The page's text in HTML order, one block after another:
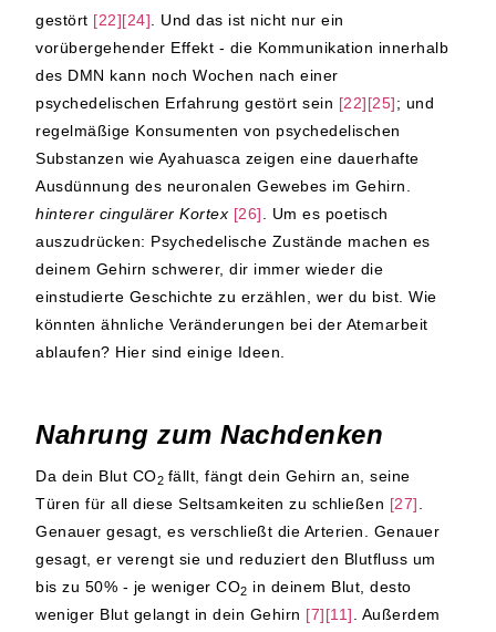
gestört [22][24] . Und das ist nicht nur ein
vorübergehender Effekt - die Kommunikation innerhalb
des DMN kann noch Wochen nach einer
psychedelischen Erfahrung gestört sein [22][25]; und
regelmäßige Konsumenten von psychedelischen
Substanzen wie Ayahuasca zeigen eine dauerhafte
Ausdünnung des neuronalen Gewebes im Gehirn.
hinterer cingulärer Kortex [26]
. Um es poetisch
auszudrücken: Psychedelische Zustände machen es
deinem Gehirn schwerer, dir immer wieder die
einstudierte Geschichte zu erzählen, wer du bist. Wie
könnten ähnliche Veränderungen bei der Atemarbeit
ablaufen? Hier sind einige Ideen.
Nahrung zum Nachdenken
Da dein Blut CO2 fällt, fängt dein Gehirn an, seine
Türen für all diese Seltsamkeiten zu schließen [27]
Genauer gesagt, es verschließt die Arterien. Genauer
gesagt, er verengt sie und reduziert den Blutfluss um
bis zu 50% - je weniger CO2 in deinem Blut, desto
weniger Blut gelangt in dein Gehirn [7][11]
. Außerdem